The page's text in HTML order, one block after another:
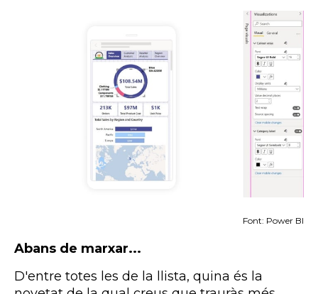
Font: Power BI
Abans de marxar...
D'entre totes les de la llista, quina és la